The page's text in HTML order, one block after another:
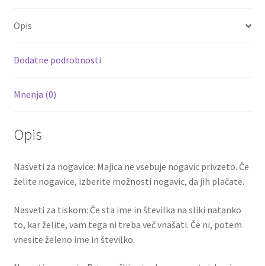
hlače
k
Opis
Dodatne podrobnosti
Mnenja (0)
Opis
Nasveti za nogavice: Majica ne vsebuje nogavic privzeto. Če
želite nogavice, izberite možnosti nogavic, da jih plačate.
Nasveti za tiskom: Če sta ime in številka na sliki natanko
to, kar želite, vam tega ni treba več vnašati. Če ni, potem
vnesite želeno ime in številko.